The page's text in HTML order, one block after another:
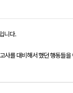
니다.
를 대비해서 했던 행동들